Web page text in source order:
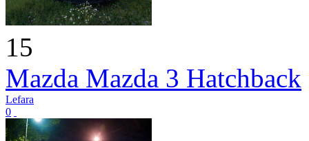
15
Mazda Mazda 3 Hatchback
Lefara
0